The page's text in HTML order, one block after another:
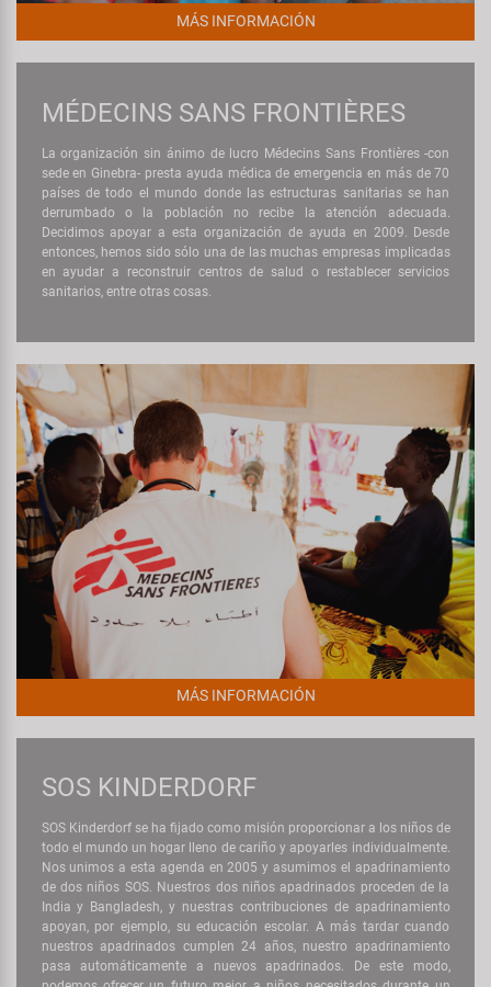
MÁS INFORMACIÓN
MÉDECINS SANS FRONTIÈRES
La organización sin ánimo de lucro Médecins Sans Frontières -con
sede en Ginebra- presta ayuda médica de emergencia en más de 70
países de todo el mundo donde las estructuras sanitarias se han
derrumbado o la población no recibe la atención adecuada.
Decidimos apoyar a esta organización de ayuda en 2009. Desde
entonces, hemos sido sólo una de las muchas empresas implicadas
en ayudar a reconstruir centros de salud o restablecer servicios
sanitarios, entre otras cosas.
MÁS INFORMACIÓN
SOS KINDERDORF
SOS Kinderdorf se ha fijado como misión proporcionar a los niños de
todo el mundo un hogar lleno de cariño y apoyarles individualmente.
Nos unimos a esta agenda en 2005 y asumimos el apadrinamiento
de dos niños SOS. Nuestros dos niños apadrinados proceden de la
India y Bangladesh, y nuestras contribuciones de apadrinamiento
apoyan, por ejemplo, su educación escolar. A más tardar cuando
nuestros apadrinados cumplen 24 años, nuestro apadrinamiento
pasa automáticamente a nuevos apadrinados. De este modo,